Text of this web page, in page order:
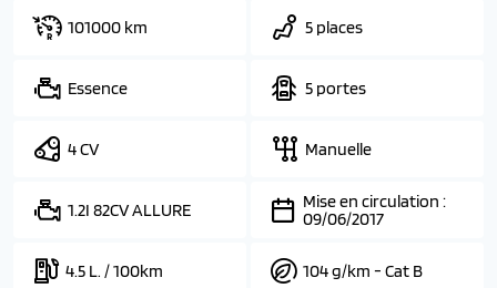
101000 km 5 places
Essence 5 portes
4 CV Manuelle
1.2I 82CV ALLURE
Mise en circulation :
09/06/2017
4.5 L. / 100km 104 g/km - Cat B